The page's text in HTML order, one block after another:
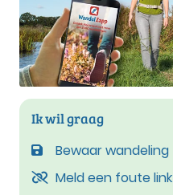
Ik wil graag
Bewaar wandeling
Meld een foute link